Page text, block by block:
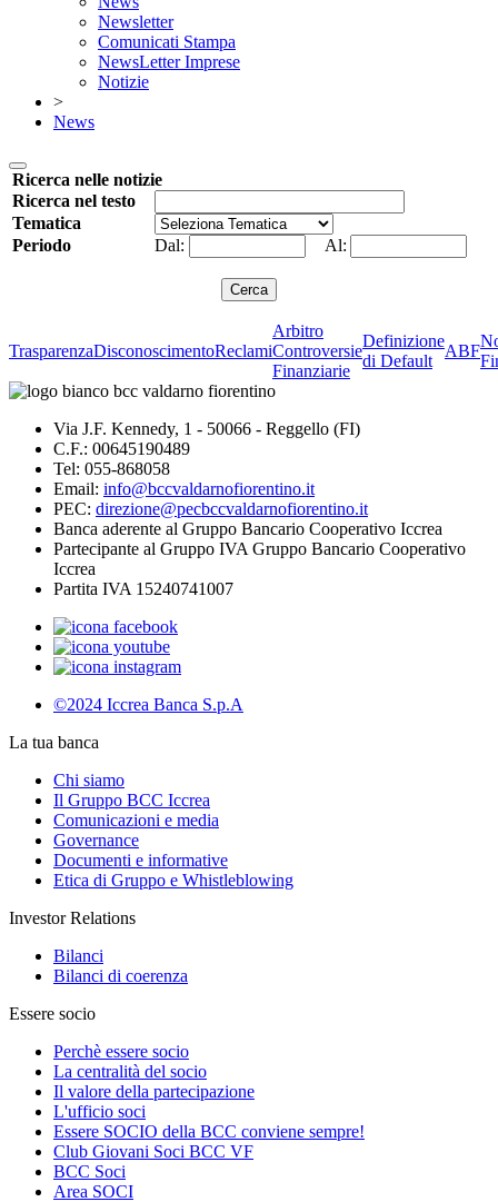
Newsletter
Comunicati Stampa
NewsLetter Imprese
Notizie
>
News
Ricerca nelle notizie
Ricerca nel testo
Tematica
Periodo
Dal: Al:
TrasparenzaDisconoscimentoReclami
Arbitro
Controversie
Finanziarie
Definizione
di Default
ABF
Via J.F. Kennedy, 1 - 50066 - Reggello (FI)
C.F.: 00645190489
Tel: 055-868058
Email: info@bccvaldarnofiorentino.it
PEC: direzione@pecbccvaldarnofiorentino.it
Banca aderente al Gruppo Bancario Cooperativo Iccrea
Partecipante al Gruppo IVA Gruppo Bancario Cooperativo
Iccrea
Partita IVA 15240741007
©2024 Iccrea Banca S.p.A
La tua banca
Chi siamo
Il Gruppo BCC Iccrea
Comunicazioni e media
Governance
Documenti e informative
Etica di Gruppo e Whistleblowing
Investor Relations
Bilanci
Bilanci di coerenza
Essere socio
Perchè essere socio
La centralità del socio
Il valore della partecipazione
L'ufficio soci
Essere SOCIO della BCC conviene sempre!
Club Giovani Soci BCC VF
BCC Soci
Area SOCI